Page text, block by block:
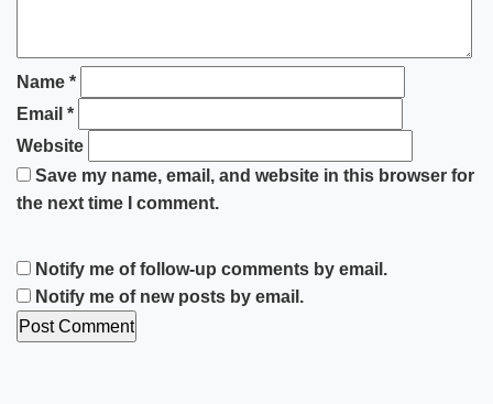
Name *
Email *
Website
Save my name, email, and website in this browser for
the next time I comment.
Notify me of follow-up comments by email.
Notify me of new posts by email.